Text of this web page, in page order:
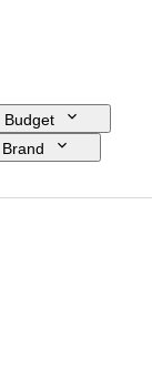
Budget
Brand